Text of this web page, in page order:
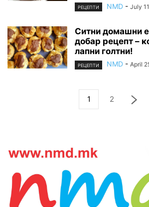
РЕЦЕПТИ NMD - July
Ситни домашни
добар рецепт –
лапни голтни!
РЕЦЕПТИ NMD - April
1 2